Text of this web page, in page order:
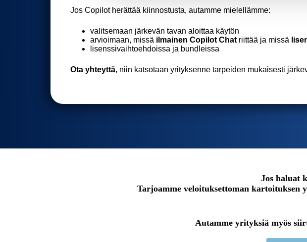
n
a
l
n
Jos Copilot herättää kiinnostusta, autamme mielellämme:
valitsemaan järkevän tavan aloittaa käytön
arvioimaan, missä ilmainen Copilot Chat riittää ja missä
lisenssivaihtoehdoissa ja bundleissa
Ota yhteyttä, niin katsotaan yrityksenne tarpeiden mukaisesti
Jos haluat
Tarjoamme veloituksettoman kartoituksen
Autamme yrityksiä myös